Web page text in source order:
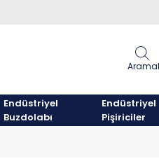
Arama
Endüstriyel
Buzdolabı
Endüstriyel
Pişiriciler